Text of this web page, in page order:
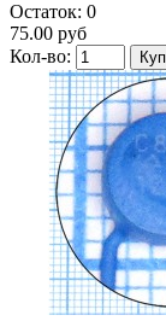
Остаток: 0
75.00 руб
Кол-во: